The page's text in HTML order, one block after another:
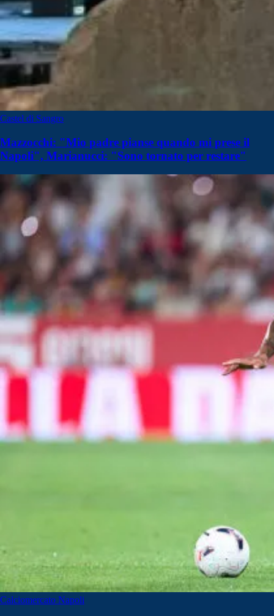
Castel di Sangro
Mazzocchi: "Mio padre pianse quando mi prese il
Napoli", Marianucci: "Sono tornato per restare"
Calciomercato Napoli